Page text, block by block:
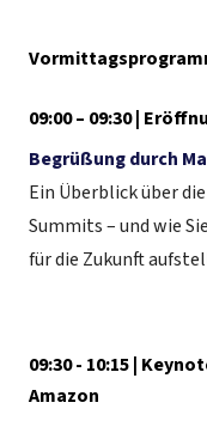
09:00 – 09:30 |
Begrüßung durch
Ein Überblick über
Summits – und wie
für die Zukunft
09:30 - 10:15 |
Amazon